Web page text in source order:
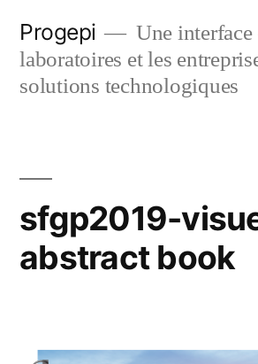
content
Progepi
Une interface
laboratoires et les
solutions technologiques
sfgp2019-
abstract book